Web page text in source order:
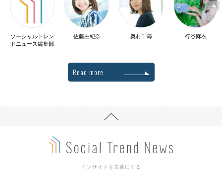
ソーシャルトレン
ドニュース編集部
佐藤由紀奈 奥村千尋 行谷麻衣
Read more
インサイトを言葉にする